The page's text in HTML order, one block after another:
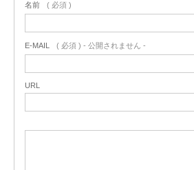
名前 ( 必須 )
E-MAIL ( 必須 ) - 公開されません -
URL